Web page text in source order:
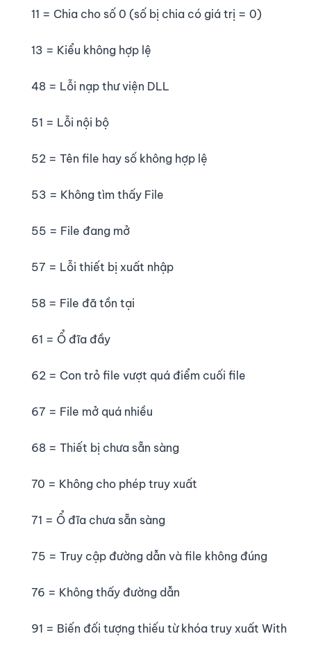
11 = Chia cho số 0 (số bị chia có giá trị = 0)
13 = Kiểu không hợp lệ
48 = Lỗi nạp thư viện DLL
51 = Lỗi nội bộ
52 = Tên file hay số không hợp lệ
53 = Không tìm thấy File
55 = File đang mở
57 = Lỗi thiết bị xuất nhập
58 = File đã tồn tại
61 = Ổ đĩa đầy
62 = Con trỏ file vượt quá điểm cuối file
67 = File mở quá nhiều
68 = Thiết bị chưa sẵn sàng
70 = Không cho phép truy xuất
71 = Ổ đĩa chưa sẵn sàng
75 = Truy cập đường dẫn và file không đúng
76 = Không thấy đường dẫn
91 = Biến đối tượng thiếu từ khóa truy xuất With